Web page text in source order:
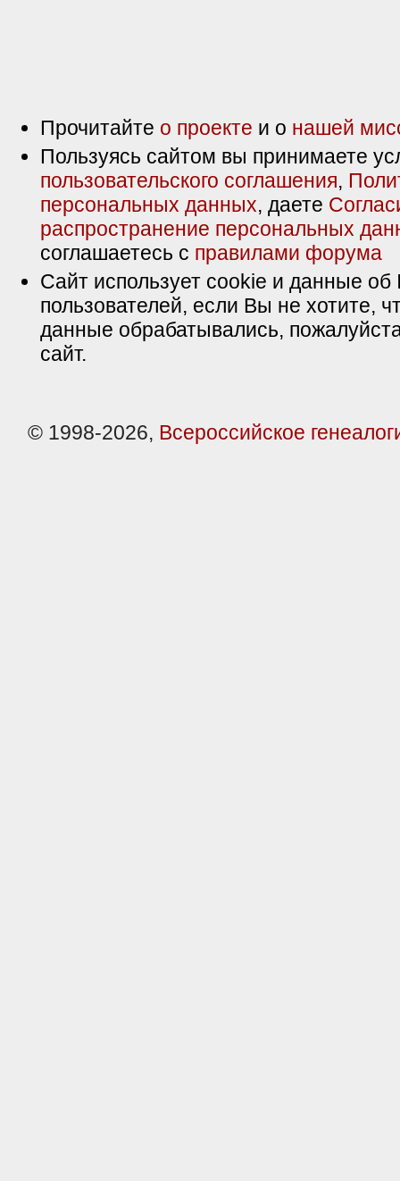
Прочитайте о проекте и о нашей
Пользуясь сайтом вы принимаете
пользовательского соглашения,
персональных данных, даете
распространение персональных
соглашаетесь с правилами форума
Сайт использует cookie и данные об
пользователей, если Вы не хотите,
данные обрабатывались,
сайт.
© 1998-2026, Всероссийское